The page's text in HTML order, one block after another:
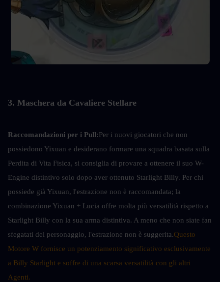
3. Maschera da Cavaliere Stellare
Raccomandazioni per i Pull:Per i nuovi giocatori che non
possiedono Yixuan e desiderano formare una squadra basata sulla
Perdita di Vita Fisica, si consiglia di provare a ottenere il suo W-
Engine distintivo solo dopo aver ottenuto Starlight Billy. Per chi
possiede già Yixuan, l'estrazione non è raccomandata; la
combinazione Yixuan + Lucia offre molta più versatilità rispetto a
Starlight Billy con la sua arma distintiva. A meno che non siate fan
sfegatati del personaggio, l'estrazione non è suggerita.Questo
Motore W fornisce un potenziamento significativo esclusivamente
a Billy Starlight e soffre di una scarsa versatilità con gli altri
Agenti.